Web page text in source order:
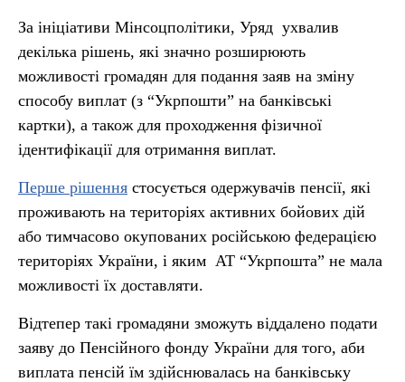
За ініціативи Мінсоцполітики, Уряд ухвалив
декілька рішень, які значно розширюють
можливості громадян для подання заяв на зміну
способу виплат (з “Укрпошти” на банківські
картки), а також для проходження фізичної
ідентифікації для отримання виплат.
Перше рішення стосується одержувачів пенсії, які
проживають на територіях активних бойових дій
або тимчасово окупованих російською федерацією
територіях України, і яким АТ “Укрпошта” не мала
можливості їх доставляти.
Відтепер такі громадяни зможуть віддалено подати
заяву до Пенсійного фонду України для того, аби
виплата пенсій їм здійснювалась на банківську